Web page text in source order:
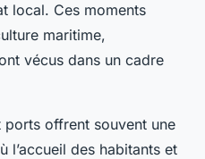
local. Ces moments
maritime,
vécus dans un cadre
ports offrent souvent une
l’accueil des habitants et